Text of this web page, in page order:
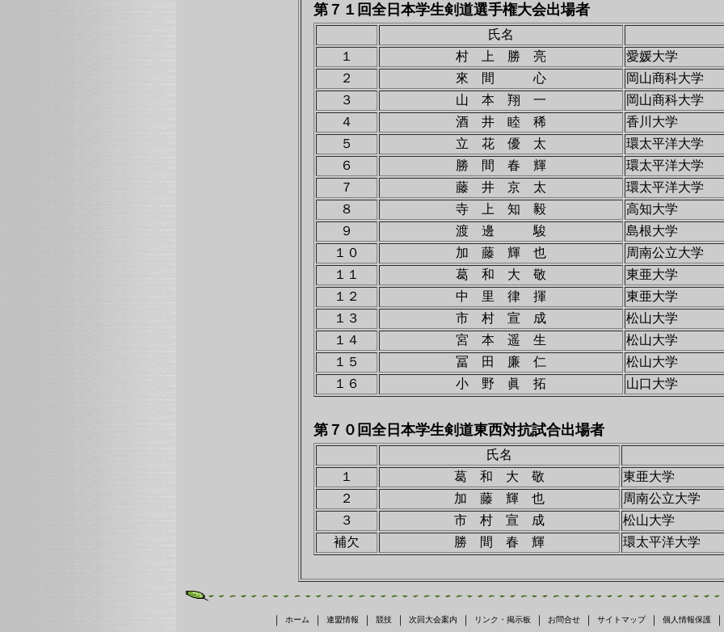
第７１回全日本学生剣道選手権大会出場者
氏名
１
村 上 勝 亮
愛媛大学
２
來 間 心
岡山商科大学
３
山 本 翔 一
岡山商科大学
４
酒 井 睦 稀
香川大学
５
立 花 優 太
環太平洋大学
６
勝 間 春 輝
環太平洋大学
７
藤 井 京 太
環太平洋大学
８
寺 上 知 毅
高知大学
９
渡 邊 駿
島根大学
１０
加 藤 輝 也
周南公立大学
１１
葛 和 大 敬
東亜大学
１２
中 里 律 揮
東亜大学
１３
市 村 宣 成
松山大学
１４
宮 本 遥 生
松山大学
１５
冨 田 廉 仁
松山大学
１６
小 野 眞 拓 山口大学
第７０回全日本学生剣道東西対抗試合出場者
氏名
１
葛 和 大 敬
東亜大学
２
加 藤 輝 也
周南公立大学
３
市 村 宣 成
松山大学
補欠
勝 間 春 輝 環太平洋大学
｜ ホーム ｜ 連盟情報 ｜ 競技 ｜ 次回大会案内 ｜ リンク・掲示板 ｜ お問合せ ｜ サイトマップ ｜ 個人情報保護
｜